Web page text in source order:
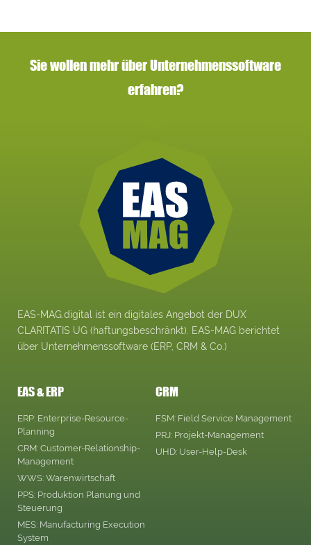
Sie wollen mehr über Unternehmenssoftware
erfahren?
EAS-MAG.digital ist ein digitales Angebot der DUX
CLARITATIS UG (haftungsbeschränkt). EAS-MAG berichtet
über Unternehmenssoftware (ERP, CRM & Co.)
EAS & ERP
ERP: Enterprise-Resource-
Planning
CRM: Customer-Relationship-
Management
WWS: Warenwirtschaft
PPS: Produktion Planung und
Steuerung
MES: Manufacturing Execution
System
CRM
FSM: Field Service Management
PRJ: Projekt-Management
UHD: User-Help-Desk